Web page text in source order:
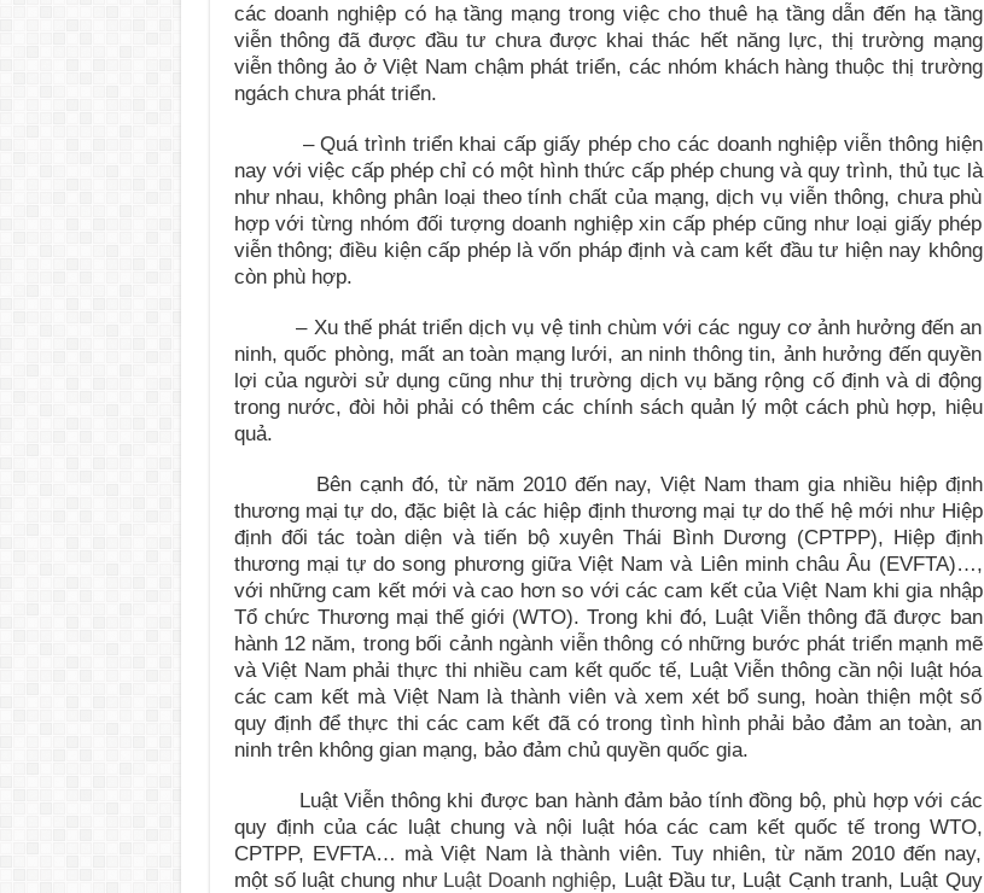
các doanh nghiệp có hạ tầng mạng trong việc cho thuê hạ tầng dẫn đến hạ tầng
viễn thông đã được đầu tư chưa được khai thác hết năng lực, thị trường mạng
viễn thông ảo ở Việt Nam chậm phát triển, các nhóm khách hàng thuộc thị trường
ngách chưa phát triển.
– Quá trình triển khai cấp giấy phép cho các doanh nghiệp viễn thông hiện
nay với việc cấp phép chỉ có một hình thức cấp phép chung và quy trình, thủ tục là
như nhau, không phân loại theo tính chất của mạng, dịch vụ viễn thông, chưa phù
hợp với từng nhóm đối tượng doanh nghiệp xin cấp phép cũng như loại giấy phép
viễn thông; điều kiện cấp phép là vốn pháp định và cam kết đầu tư hiện nay không
còn phù hợp.
– Xu thế phát triển dịch vụ vệ tinh chùm với các nguy cơ ảnh hưởng đến an
ninh, quốc phòng, mất an toàn mạng lưới, an ninh thông tin, ảnh hưởng đến quyền
lợi của người sử dụng cũng như thị trường dịch vụ băng rộng cố định và di động
trong nước, đòi hỏi phải có thêm các chính sách quản lý một cách phù hợp, hiệu
quả.
Bên cạnh đó, từ năm 2010 đến nay, Việt Nam tham gia nhiều hiệp định
thương mại tự do, đặc biệt là các hiệp định thương mại tự do thế hệ mới như Hiệp
định đối tác toàn diện và tiến bộ xuyên Thái Bình Dương (CPTPP), Hiệp định
thương mại tự do song phương giữa Việt Nam và Liên minh châu Âu (EVFTA)…,
với những cam kết mới và cao hơn so với các cam kết của Việt Nam khi gia nhập
Tổ chức Thương mại thế giới (WTO). Trong khi đó, Luật Viễn thông đã được ban
hành 12 năm, trong bối cảnh ngành viễn thông có những bước phát triển mạnh mẽ
và Việt Nam phải thực thi nhiều cam kết quốc tế, Luật Viễn thông cần nội luật hóa
các cam kết mà Việt Nam là thành viên và xem xét bổ sung, hoàn thiện một số
quy định để thực thi các cam kết đã có trong tình hình phải bảo đảm an toàn, an
ninh trên không gian mạng, bảo đảm chủ quyền quốc gia.
Luật Viễn thông khi được ban hành đảm bảo tính đồng bộ, phù hợp với các
quy định của các luật chung và nội luật hóa các cam kết quốc tế trong WTO,
CPTPP, EVFTA… mà Việt Nam là thành viên. Tuy nhiên, từ năm 2010 đến nay,
một số luật chung như Luật Doanh nghiệp, Luật Đầu tư, Luật Cạnh tranh, Luật Quy